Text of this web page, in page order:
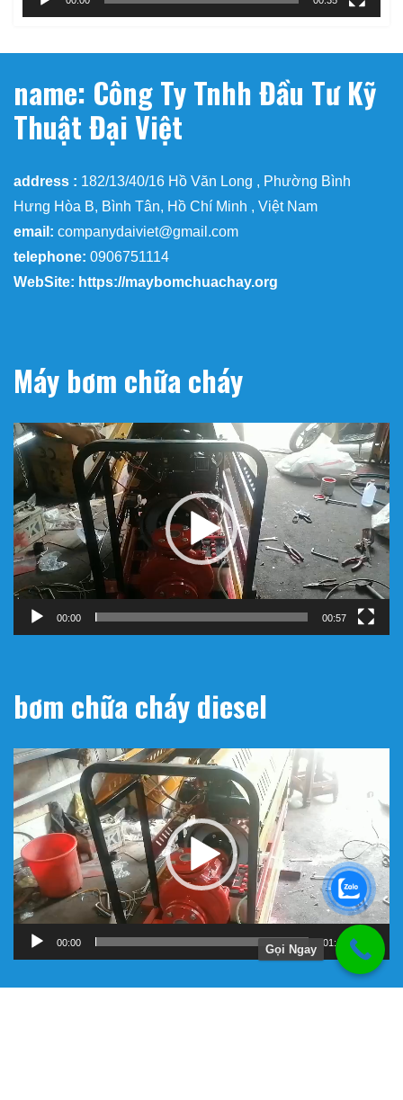
name: Công Ty Tnhh Đầu Tư Kỹ
Thuật Đại Việt
address : 182/13/40/16 Hồ Văn Long , Phường Bình
Hưng Hòa B, Bình Tân, Hồ Chí Minh , Việt Nam
email: companydaiviet@gmail.com
telephone: 0906751114
WebSite: https://maybomchuachay.org
Máy bơm chữa cháy
Trình
chơi
Video
00:00 00:57
bơm chữa cháy diesel
Trình
chơi
Video
00:00 01:11
Gọi Ngay